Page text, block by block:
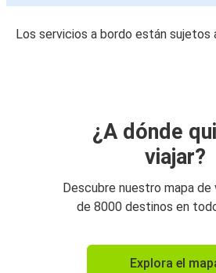
Los servicios a bordo están sujetos
¿A dónde
viajar?
Descubre nuestro mapa de
de 8000 destinos en
Explora el